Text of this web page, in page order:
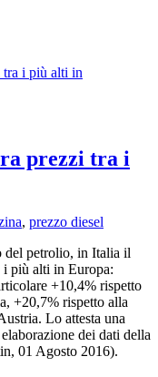
prezzi tra i
, prezzo diesel
del petrolio, in Italia il
i più alti in Europa:
+10,4% rispetto
+20,7% rispetto alla
Lo attesta una
dei dati della
01 Agosto 2016).